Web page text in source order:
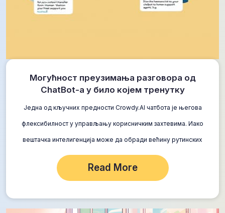
Могућност преузимања разговора од
ChatBot-а у било којем тренутку
Једна од кључних предности Crowdy.AI чатбота је његова
флексибилност у управљању корисничким захтевима. Иако
вештачка интелигенција може да обради већину рутинских
захтева, у неким ситуацијама је важно обезбедити
интервенцију правог…
Read More